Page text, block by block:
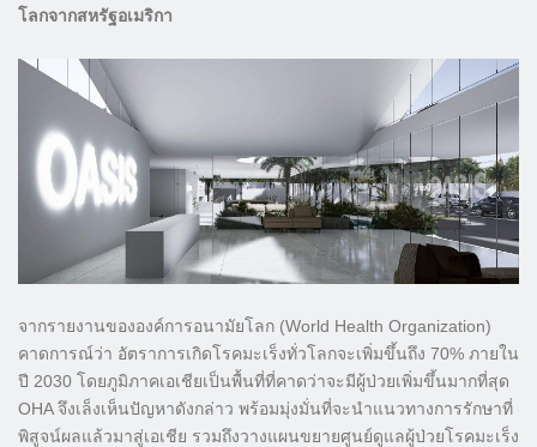
โลกจากสหรัฐอเมริกา
จากรายงานขององค์การอนามัยโลก (World Health Organization)
คาดการณ์ว่า อัตราการเกิดโรคมะเร็งทั่วโลกจะเพิ่มขึ้นถึง 70% ภายใน
ปี 2030 โดยภูมิภาคเอเชียเป็นพื้นที่ที่คาดว่าจะมีผู้ป่วยเพิ่มขึ้นมากที่สุด
OHA จึงเล็งเห็นปัญหาดังกล่าว พร้อมมุ่งมั่นที่จะนำแนวทางการรักษาที่
พิสูจน์ผลแล้วมาสู่เอเชีย รวมถึงวางแผนขยายศูนย์ดูแลผู้ป่วยโรคมะเร็ง